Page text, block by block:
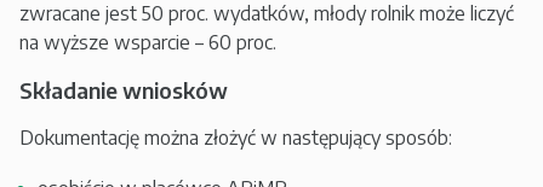
zwracane jest 50 proc. wydatków, młody rolnik może liczyć
na wyższe wsparcie – 60 proc.
Składanie wniosków
Dokumentację można złożyć w następujący sposób: